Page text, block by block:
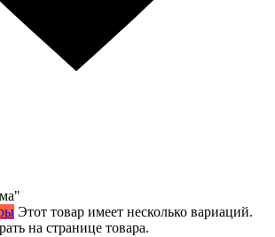
Этот товар имеет несколько вариаций.
на странице товара.